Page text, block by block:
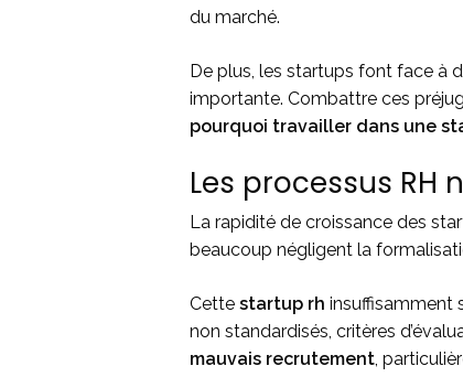
du marché.
De plus, les startups font face à
importante. Combattre ces
pourquoi travailler dans une
Les processus RH
La rapidité de croissance des
beaucoup négligent la
Cette startup rh insuffisamment
non standardisés, critères
mauvais recrutement ,